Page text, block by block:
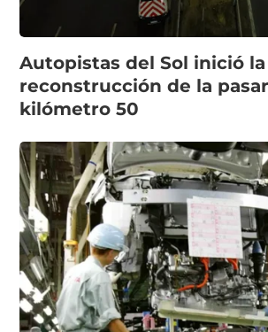
Autopistas del Sol inició la
reconstrucción de la
kilómetro 50